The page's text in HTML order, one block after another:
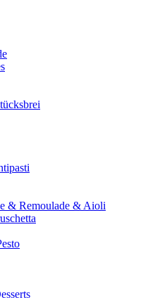
& Remoulade & Aioli